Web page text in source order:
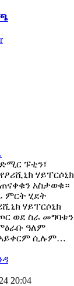
ፑቲን፣
ሃይፐርሶኒክ
አስታወቁ።
ምርት ሂደት
ሃይፐርሶኒክ
ወደ ስራ መግባቱን
ዓለም
ሲሉም…
20:04